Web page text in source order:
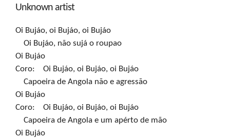
Unknown artist
Oi Bujáo, oi Bujáo, oi Bujáo
    Oi Bujáo, não sujá o roupao
Oi Bujáo
Coro:    Oi Bujáo, oi Bujáo, oi Bujáo
    Capoeira de Angola não e agressão
Oi Bujáo
Coro:    Oi Bujáo, oi Bujáo, oi Bujáo
    Capoeira de Angola e um apérto de mão
Oi Bujáo